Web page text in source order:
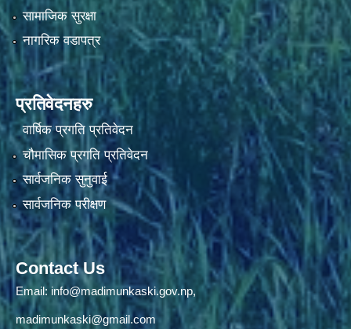
सामाजिक सुरक्षा
नागरिक वडापत्र
प्रतिवेदनहरु
वार्षिक प्रगति प्रतिवेदन
चौमासिक प्रगति प्रतिवेदन
सार्वजनिक सुनुवाई
सार्वजनिक परीक्षण
Contact Us
Email: info@madimunkaski.gov.np,
madimunkaski@gmail.com